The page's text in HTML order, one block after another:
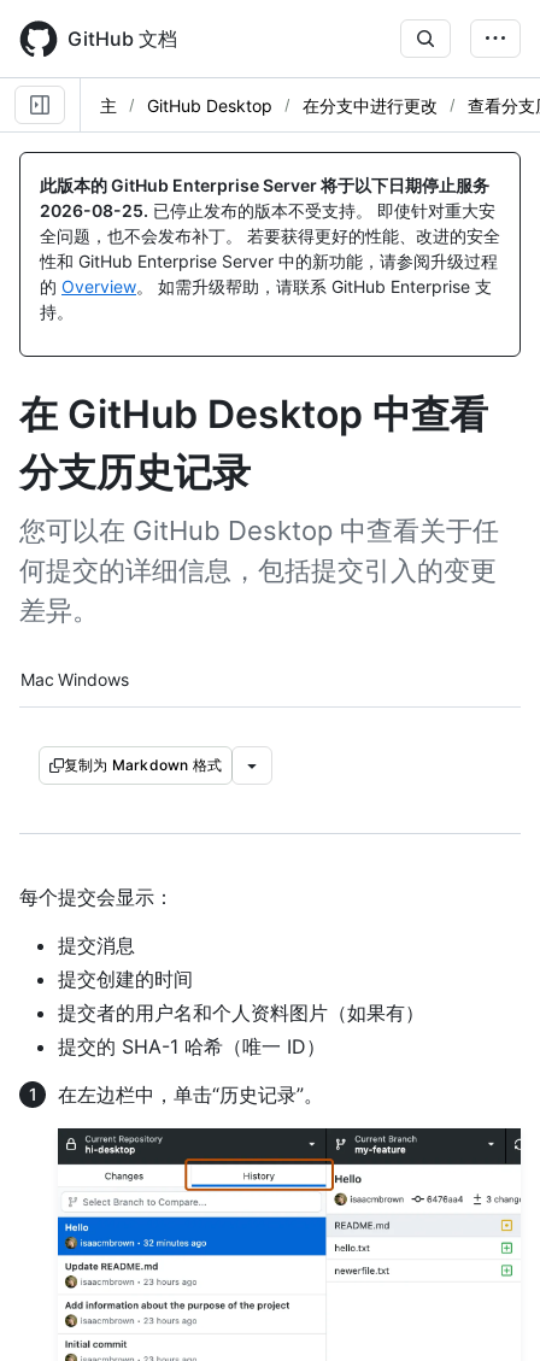
main
content
GitHub 文档
主 GitHub Desktop 在分支中进行更改 查看分支
此版本的 GitHub Enterprise Server 将于以下日期停止服务
2026-08-25. 已停止发布的版本不受支持。 即使针对重大安
全问题，也不会发布补丁。 若要获得更好的性能、改进的安全
性和 GitHub Enterprise Server 中的新功能，请参阅升级过程
的 Overview。 如需升级帮助，请联系 GitHub Enterprise 支
持。
在 GitHub Desktop 中查看
分支历史记录
您可以在 GitHub Desktop 中查看关于任
何提交的详细信息，包括提交引入的变更
差异。
Platform navigation
Mac Windows
复制为 Markdown 格式
每个提交会显示：
提交消息
提交创建的时间
提交者的用户名和个人资料图片（如果有）
提交的 SHA-1 哈希（唯一 ID）
在左边栏中，单击“历史记录”。